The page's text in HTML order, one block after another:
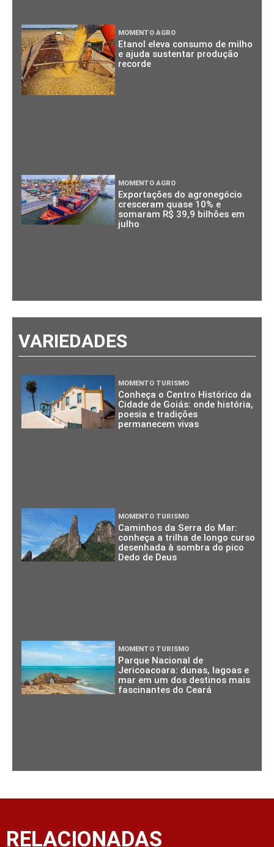
MOMENTO AGRO
Etanol eleva consumo de milho
e ajuda sustentar produção
recorde
MOMENTO AGRO
Exportações do agronegócio
cresceram quase 10% e
somaram R$ 39,9 bilhões em
julho
VARIEDADES
MOMENTO TURISMO
Conheça o Centro Histórico da
Cidade de Goiás: onde história,
poesia e tradições
permanecem vivas
MOMENTO TURISMO
Caminhos da Serra do Mar:
conheça a trilha de longo curso
desenhada à sombra do pico
Dedo de Deus
MOMENTO TURISMO
Parque Nacional de
Jericoacoara: dunas, lagoas e
mar em um dos destinos mais
fascinantes do Ceará
RELACIONADAS